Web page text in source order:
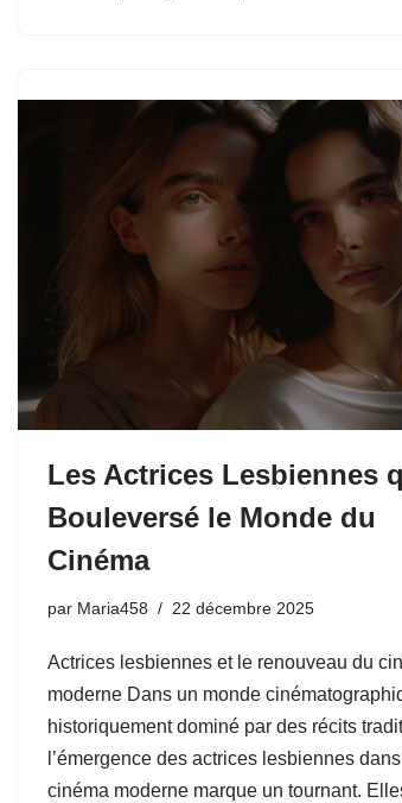
Les Actrices Lesbiennes
Bouleversé le Monde du
Cinéma
par Maria458 22 décembre 2025
Actrices lesbiennes et le renouveau du
moderne Dans un monde
historiquement dominé par des récits
l’émergence des actrices lesbiennes
cinéma moderne marque un tournant.